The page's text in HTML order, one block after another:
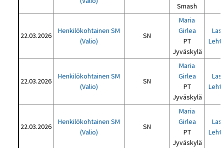
Smash
22.03.2026
Henkilökohtainen SM
(Valio)
SN
Maria
Girlea
PT
Jyväskylä
22.03.2026
Henkilökohtainen SM
(Valio)
SN
Maria
Girlea
PT
Jyväskylä
22.03.2026
Henkilökohtainen SM
(Valio)
SN
Maria
Girlea
PT
Jyväskylä